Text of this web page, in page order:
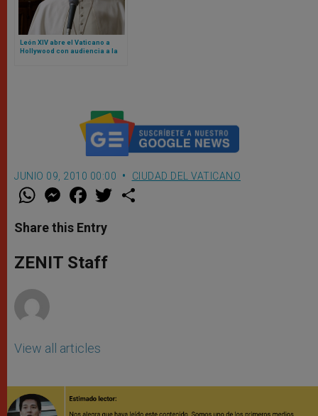
León XIV abre el Vaticano a
Hollywood con audiencia a la
JUNIO 09, 2010 00:00 CIUDAD DEL VATICANO
W
t
s
p
p
M
e
s
e
g
e
F
a
e
b
o
k
w
Share this Entry
ZENIT Staff
View all articles